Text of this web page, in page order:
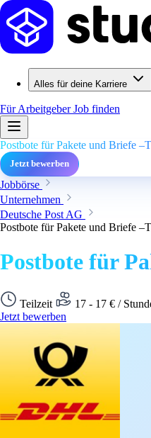
Alles für deine Karriere
Für ArbeitgeberJob finden
Postbote für Pakete und Briefe
Jetzt bewerben
Jobbörse
Unternehmen
Deutsche Post AG
Postbote für Pakete und Briefe
Postbote für
Teilzeit 17 - 17 € /
Jetzt bewerben